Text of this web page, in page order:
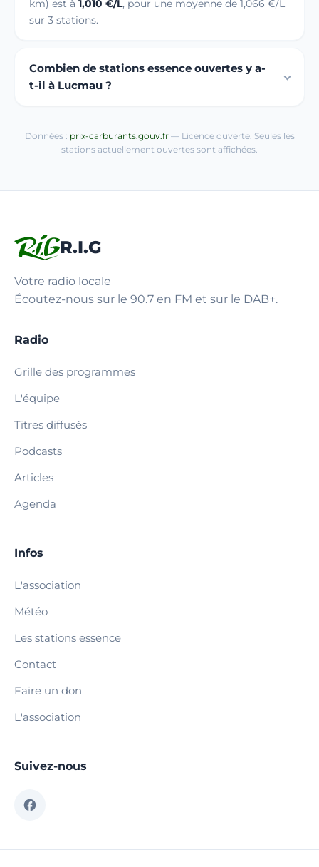
km) est à 1,010 €/L, pour une moyenne de 1,066 €/L
sur 3 stations.
Combien de stations essence ouvertes y a-
t-il à Lucmau ?
Données : prix-carburants.gouv.fr— Licence ouverte. Seules les
stations actuellement ouvertes sont affichées.
R.I.G
Votre radio locale
Écoutez-nous sur le 90.7 en FM et sur le DAB+.
Radio
Grille des programmes
L'équipe
Titres diffusés
Podcasts
Articles
Agenda
Infos
L'association
Météo
Les stations essence
Contact
Faire un don
L'association
Suivez-nous